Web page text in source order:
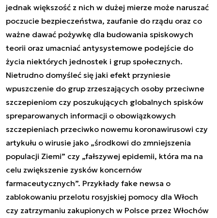
jednak większość z nich w dużej mierze może naruszać
poczucie bezpieczeństwa, zaufanie do rządu oraz co
ważne dawać pożywkę dla budowania spiskowych
teorii oraz umacniać antysystemowe podejście do
życia niektórych jednostek i grup społecznych.
Nietrudno domyśleć się jaki efekt przyniesie
wpuszczenie do grup zrzeszających osoby przeciwne
szczepieniom czy poszukujących globalnych spisków
spreparowanych informacji o obowiązkowych
szczepieniach przeciwko nowemu koronawirusowi czy
artykułu o wirusie jako „środkowi do zmniejszenia
populacji Ziemi” czy „fałszywej epidemii, która ma na
celu zwiększenie zysków koncernów
farmaceutycznych”. Przykłady fake newsa o
zablokowaniu przelotu rosyjskiej pomocy dla Włoch
czy zatrzymaniu zakupionych w Polsce przez Włochów